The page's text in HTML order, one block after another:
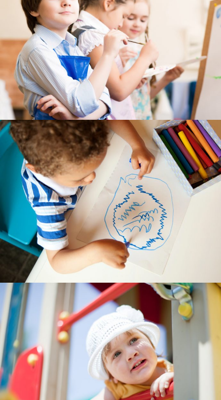
---- Musik
---- Kunst/Textil
---- Religion
-- Herkunftssprachlicher Unterricht
-- Arbeitsgemeinschaften
Schulleben
-- Schullied
-- Petriparlament
---- Ziele / Aufgaben
---- Aktuelles
-- Schulordnung
-- Schulbücherei
-- Aktionen
---- Sportlich
---- Musikalisch
---- Klimaschutz und Nachhaltigkeit
---- Dies und Das
---- Circus Tausendtraum